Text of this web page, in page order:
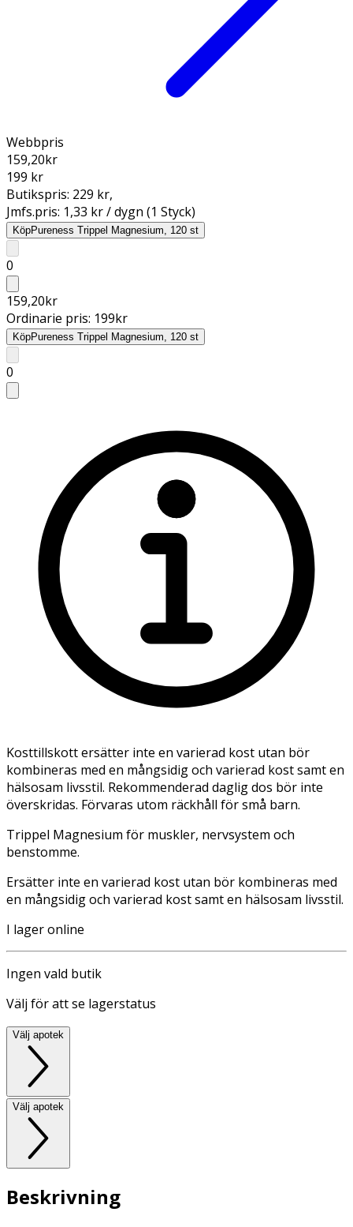
Webbpris
159,20kr
199 kr
Butikspris: 229 kr,
Jmfs.pris: 1,33 kr / dygn (1 Styck)
KöpPureness Trippel Magnesium, 120 st
0
159,20kr
Ordinarie pris: 199kr
KöpPureness Trippel Magnesium, 120 st
0
Kosttillskott ersätter inte en varierad kost utan bör
kombineras med en mångsidig och varierad kost samt en
hälsosam livsstil. Rekommenderad daglig dos bör inte
överskridas. Förvaras utom räckhåll för små barn.
Trippel Magnesium för muskler, nervsystem och
benstomme.
Ersätter inte en varierad kost utan bör kombineras med
en mångsidig och varierad kost samt en hälsosam livsstil.
I lager online
Ingen vald butik
Välj för att se lagerstatus
Välj apotek
Välj apotek
Beskrivning